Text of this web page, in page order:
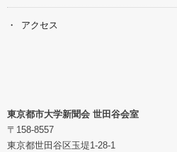
アクセス
東京都市大学新聞会 世田谷会室
〒158-8557
東京都世田谷区玉堤1-28-1